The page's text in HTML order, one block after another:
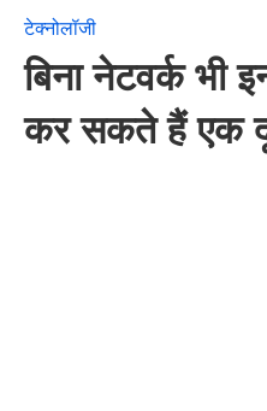
टेक्नोलॉजी
बिना नेटवर्क भी
कर सकते हैं एक